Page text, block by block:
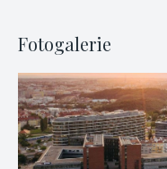
Fotogalerie